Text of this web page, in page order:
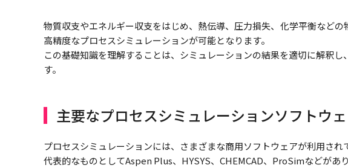
物質収支やエネルギー収支をはじめ、熱伝導、圧力損失、化学平衡などの
高精度なプロセスシミュレーションが可能となります。
この基礎知識を理解することは、シミュレーションの結果を適切に解釈
す。
主要なプロセスシミュレーションソフトウ
プロセスシミュレーションには、さまざまな商用ソフトウェアが利用され
代表的なものとしてAspen Plus、HYSYS、CHEMCAD、ProSimなどがあり